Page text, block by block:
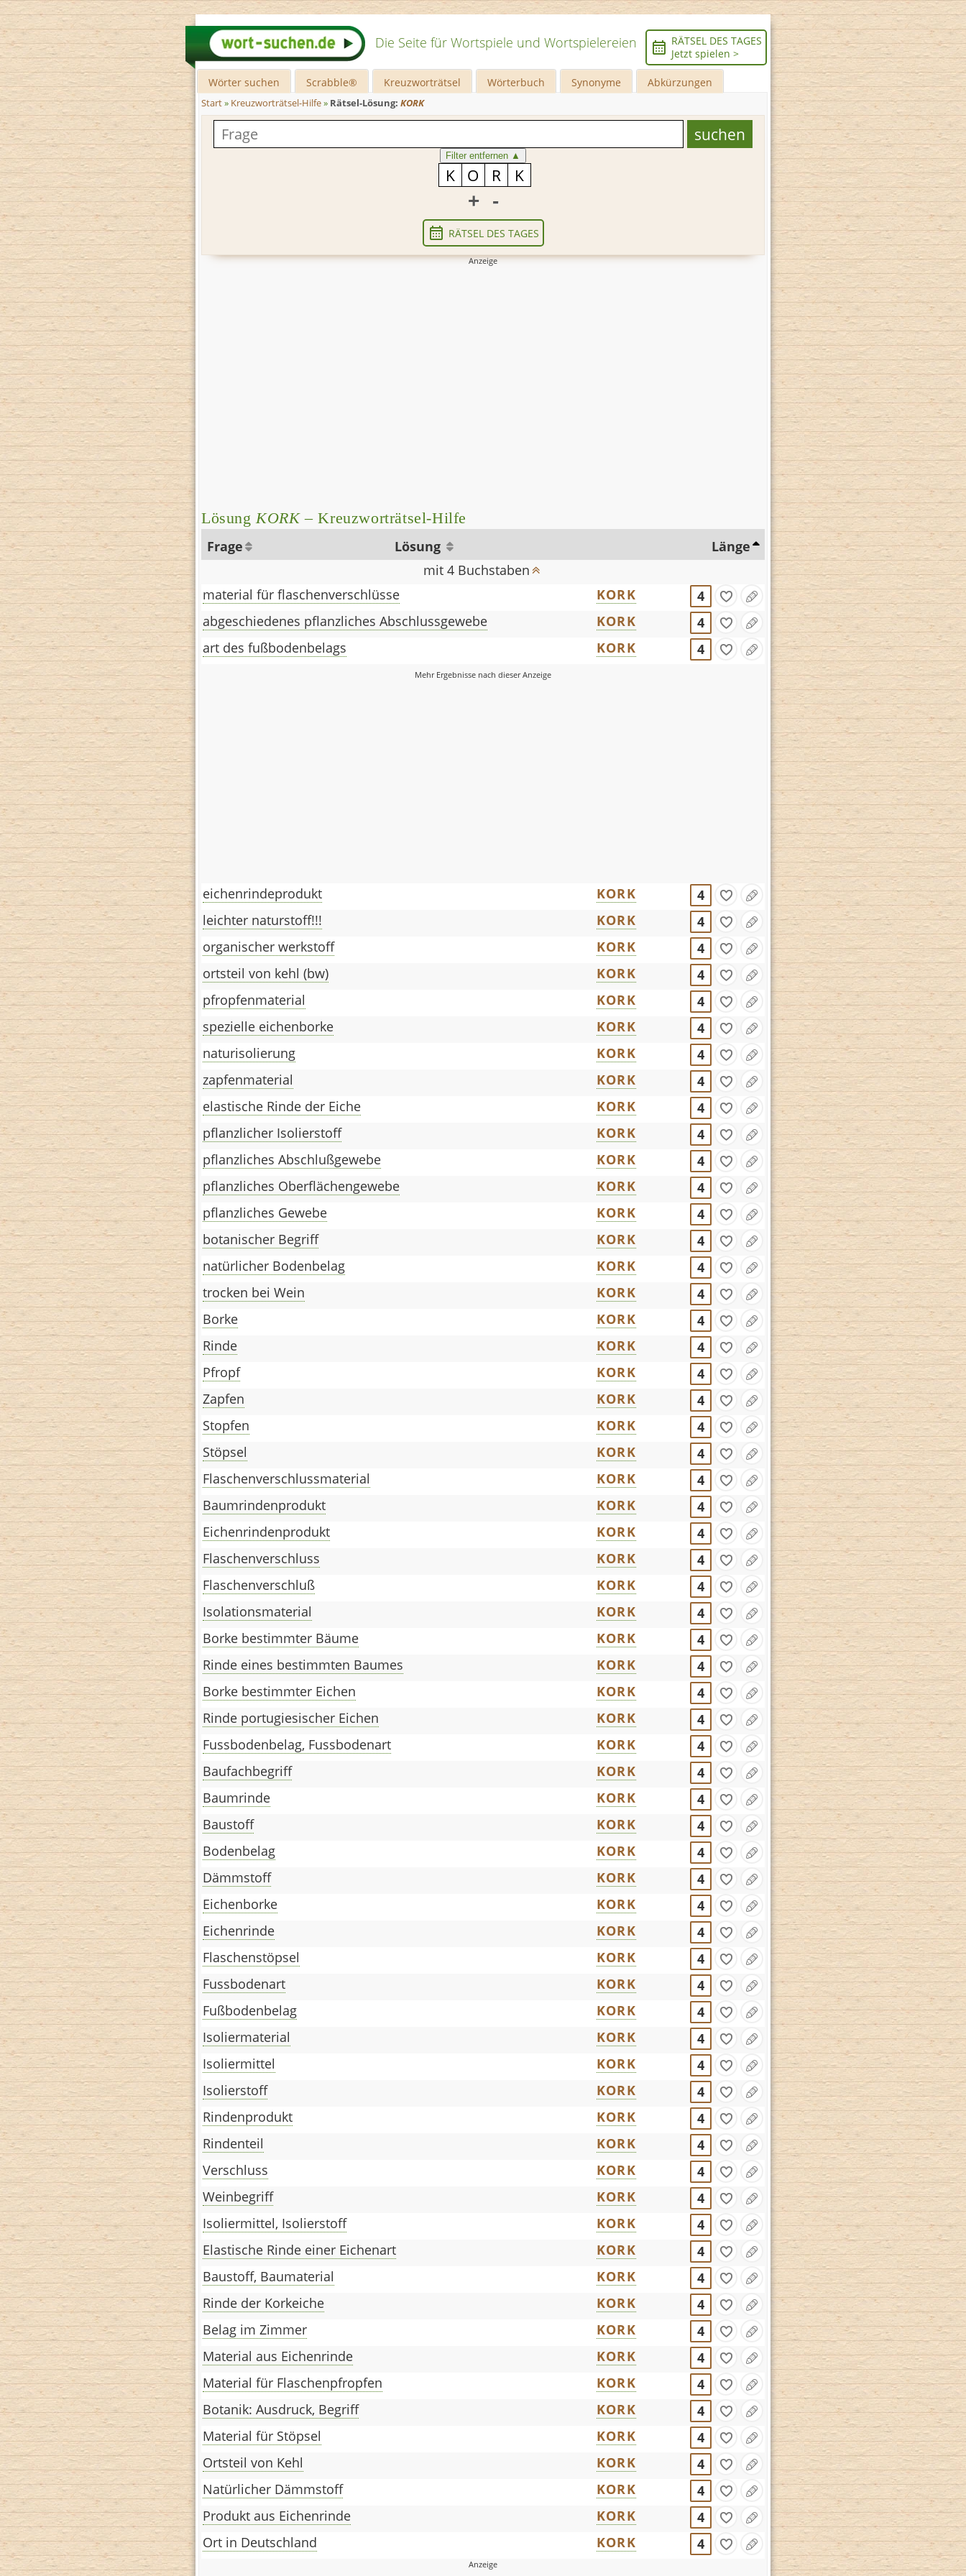
Die Seite für Wortspiele und Wortspielereien
RÄTSEL DES TAGES
Jetzt spielen >
Wörter suchen Scrabble® Kreuzworträtsel Wörterbuch Synonyme Abkürzungen
Start» Kreuzworträtsel-Hilfe» Rätsel-Lösung: KORK
Filter entfernen ▲
+ -
RÄTSEL DES TAGES
LösungKORK– Kreuzworträtsel-Hilfe
Frage Lösung
Länge
mit 4 Buchstaben
material für flaschenverschlüsse
KORK
4
abgeschiedenes pflanzliches Abschlussgewebe
KORK
4
art des fußbodenbelags
KORK 4
eichenrindeprodukt KORK
4
leichter naturstoff!!!
KORK
4
organischer werkstoff
KORK
4
ortsteil von kehl (bw)
KORK
4
pfropfenmaterial
KORK
4
spezielle eichenborke
KORK
4
naturisolierung
KORK
4
zapfenmaterial
KORK
4
elastische Rinde der Eiche
KORK
4
pflanzlicher Isolierstoff
KORK
4
pflanzliches Abschlußgewebe
KORK
4
pflanzliches Oberflächengewebe
KORK
4
pflanzliches Gewebe
KORK
4
botanischer Begriff
KORK
4
natürlicher Bodenbelag
KORK
4
trocken bei Wein
KORK
4
Borke
KORK
4
Rinde
KORK
4
Pfropf
KORK
4
Zapfen
KORK
4
Stopfen
KORK
4
Stöpsel
KORK
4
Flaschenverschlussmaterial
KORK
4
Baumrindenprodukt
KORK
4
Eichenrindenprodukt
KORK
4
Flaschenverschluss
KORK
4
Flaschenverschluß
KORK
4
Isolationsmaterial
KORK
4
Borke bestimmter Bäume
KORK
4
Rinde eines bestimmten Baumes
KORK
4
Borke bestimmter Eichen
KORK
4
Rinde portugiesischer Eichen
KORK
4
Fussbodenbelag, Fussbodenart
KORK
4
Baufachbegriff
KORK
4
Baumrinde
KORK
4
Baustoff
KORK
4
Bodenbelag
KORK
4
Dämmstoff
KORK
4
Eichenborke
KORK
4
Eichenrinde
KORK
4
Flaschenstöpsel
KORK
4
Fussbodenart
KORK
4
Fußbodenbelag
KORK
4
Isoliermaterial
KORK
4
Isoliermittel
KORK
4
Isolierstoff
KORK
4
Rindenprodukt
KORK
4
Rindenteil
KORK
4
Verschluss
KORK
4
Weinbegriff
KORK
4
Isoliermittel, Isolierstoff
KORK
4
Elastische Rinde einer Eichenart
KORK
4
Baustoff, Baumaterial
KORK
4
Rinde der Korkeiche
KORK
4
Belag im Zimmer
KORK
4
Material aus Eichenrinde
KORK
4
Material für Flaschenpfropfen
KORK
4
Botanik: Ausdruck, Begriff
KORK
4
Material für Stöpsel
KORK
4
Ortsteil von Kehl
KORK
4
Natürlicher Dämmstoff
KORK
4
Produkt aus Eichenrinde
KORK
4
Ort in Deutschland
KORK 4